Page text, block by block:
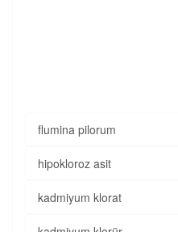
flumina pilorum
hipokloroz asit
kadmiyum klorat